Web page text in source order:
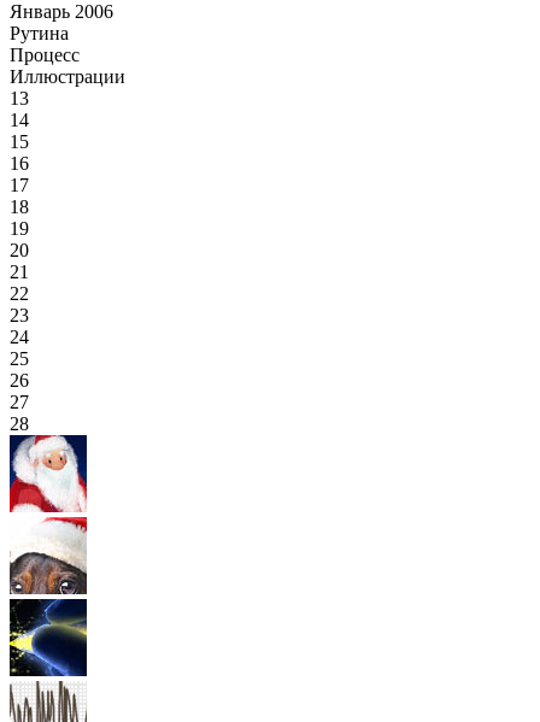
Январь 2006
Рутина
Процесс
Иллюстрации
13
14
15
16
17
18
19
20
21
22
23
24
25
26
27
28